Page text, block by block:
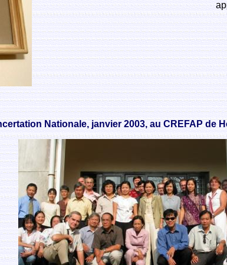
Nationale, janvier 2003, au CREFAP de